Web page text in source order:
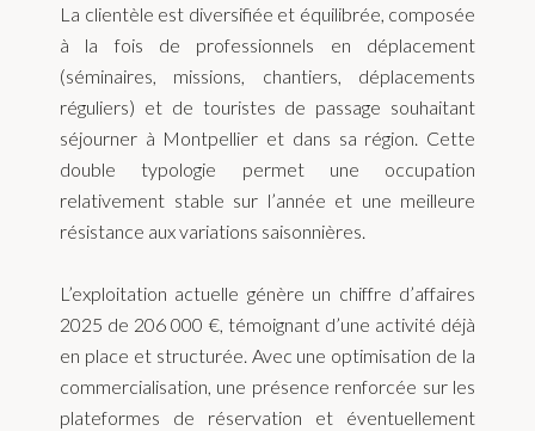
La clientèle est diversifiée et équilibrée, composée
à la fois de professionnels en déplacement
(séminaires, missions, chantiers, déplacements
réguliers) et de touristes de passage souhaitant
séjourner à Montpellier et dans sa région. Cette
double typologie permet une occupation
relativement stable sur l’année et une meilleure
résistance aux variations saisonnières.
L’exploitation actuelle génère un chiffre d’affaires
2025 de 206 000 €, témoignant d’une activité déjà
en place et structurée. Avec une optimisation de la
commercialisation, une présence renforcée sur les
plateformes de réservation et éventuellement